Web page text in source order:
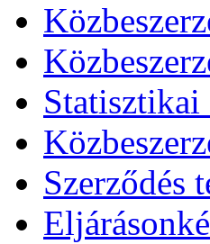
Statisztikai
Szerződés